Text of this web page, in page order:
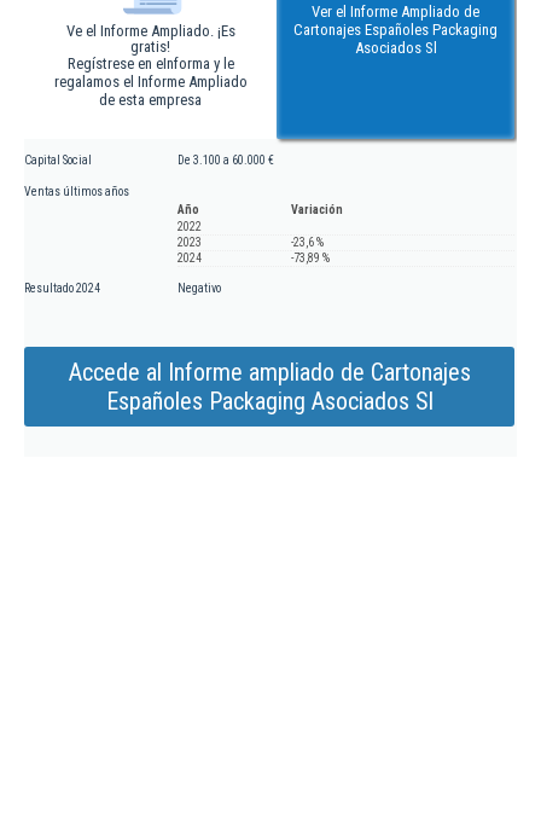
Ve el Informe Ampliado. ¡Es
gratis!
Regístrese en eInforma y le
regalamos el Informe Ampliado
de esta empresa
Ver el Informe Ampliado de
Cartonajes Españoles Packaging
Asociados Sl
Capital Social De 3.100 a 60.000 €
Ventas últimos años
Año
Variación
2022
2023
-23,6 %
2024
-73,89 %
Resultado 2024 Negativo
Accede al Informe ampliado de Cartonajes
Españoles Packaging Asociados Sl